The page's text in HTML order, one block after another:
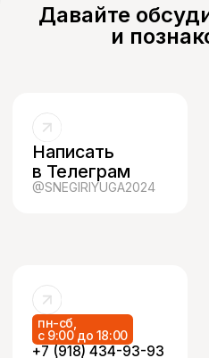
Давайте
и